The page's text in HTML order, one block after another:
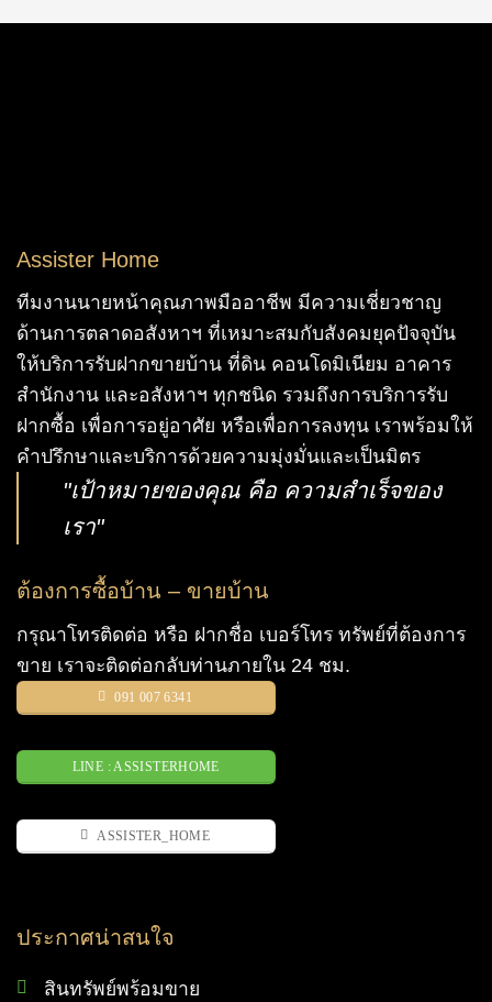
Assister Home
ทีมงานนายหน้าคุณภาพมืออาชีพ มีความเชี่ยวชาญ
ด้านการตลาดอสังหาฯ ที่เหมาะสมกับสังคมยุคปัจจุบัน
ให้บริการรับฝากขายบ้าน ที่ดิน คอนโดมิเนียม อาคาร
สำนักงาน และอสังหาฯ ทุกชนิด รวมถึงการบริการรับ
ฝากซื้อ เพื่อการอยู่อาศัย หรือเพื่อการลงทุน เราพร้อมให้
คำปรึกษาและบริการด้วยความมุ่งมั่นและเป็นมิตร
"เป้าหมายของคุณ คือ ความสำเร็จของ
เรา"
ต้องการซื้อบ้าน – ขายบ้าน
กรุณาโทรติดต่อ หรือ ฝากชื่อ เบอร์โทร ทรัพย์ที่ต้องการ
ขาย เราจะติดต่อกลับท่านภายใน 24 ชม.
091 007 6341
LINE : ASSISTERHOME
ASSISTER_HOME
ประกาศน่าสนใจ
สินทรัพย์พร้อมขาย